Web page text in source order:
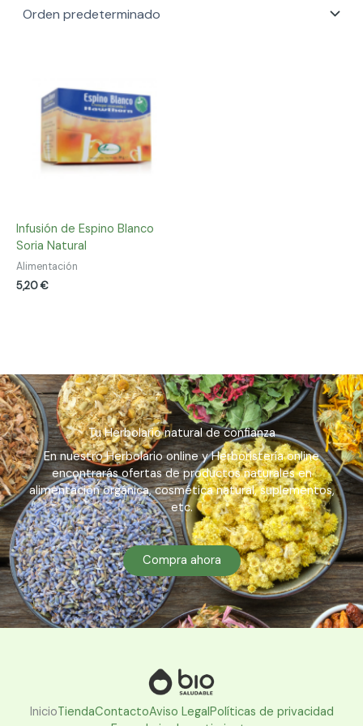
Infusión de Espino Blanco
Soria Natural
Alimentación
5,20€
Tu Herbolario natural de confianza
En nuestro Herbolario online y Herboristería online
encontrarás ofertas de productos naturales en
alimentación orgánica, cosmética natural, suplementos,
etc.
Compra ahora
InicioTiendaContactoAviso LegalPolíticas de privacidad